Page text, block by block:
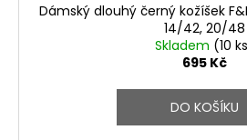
Dámský dlouhý černý kožíšek
14/42, 20/48
Skladem (10
695 Kč
DO KOŠÍKU